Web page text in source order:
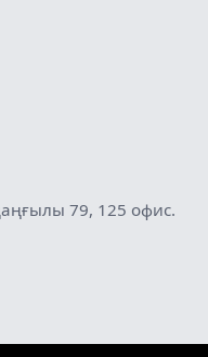
79, 125 офис.